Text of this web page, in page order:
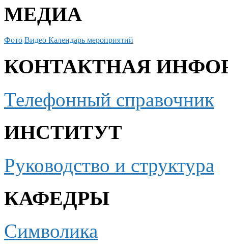
МЕДИА
Фото Видео Календарь мероприятий
КОНТАКТНАЯ
Телефонный справочник
ИНСТИТУТ
Руководство и структура
КАФЕДРЫ
Символика